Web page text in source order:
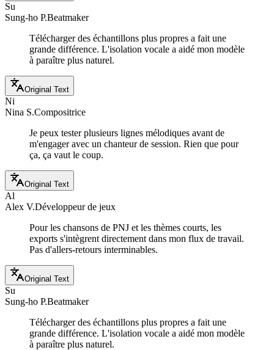
Su
Sung-ho P.Beatmaker
Télécharger des échantillons plus propres a fait une
grande différence. L'isolation vocale a aidé mon modèle
à paraître plus naturel.
Original Text
Ni
Nina S.Compositrice
Je peux tester plusieurs lignes mélodiques avant de
m'engager avec un chanteur de session. Rien que pour
ça, ça vaut le coup.
Original Text
Al
Alex V.Développeur de jeux
Pour les chansons de PNJ et les thèmes courts, les
exports s'intègrent directement dans mon flux de travail.
Pas d'allers-retours interminables.
Original Text
Su
Sung-ho P.Beatmaker
Télécharger des échantillons plus propres a fait une
grande différence. L'isolation vocale a aidé mon modèle
à paraître plus naturel.